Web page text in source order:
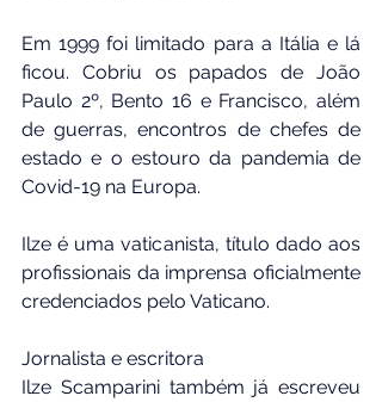
Em 1999 foi limitado para a Itália e lá
ficou. Cobriu os papados de João
Paulo 2º, Bento 16 e Francisco, além
de guerras, encontros de chefes de
estado e o estouro da pandemia de
Covid-19 na Europa.
Ilze é uma vaticanista, título dado aos
profissionais da imprensa oficialmente
credenciados pelo Vaticano.
Jornalista e escritora
Ilze Scamparini também já escreveu